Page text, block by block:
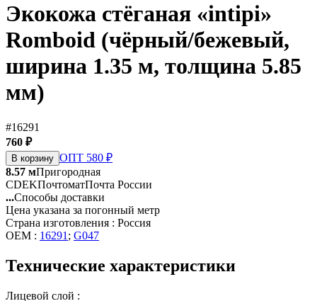
Экокожа стёганая «intipi»
Romboid (чёрный/бежевый,
ширина 1.35 м, толщина 5.85
мм)
#16291
760 ₽
В корзину ОПТ 580 ₽
8.57 мПригородная
CDEKПочтоматПочта России
...Способы доставки
Цена указана за погонный метр
Страна изготовления : Россия
OEM : 16291 ; G047
Технические характеристики
Лицевой слой :